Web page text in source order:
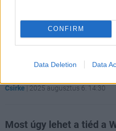
CONFIRM
Data Deletion Data
Így tudod
Dead by
játékát a
Csirke | 2025 augusztus 6. 14:30
Most úgy lehet a tiéd a